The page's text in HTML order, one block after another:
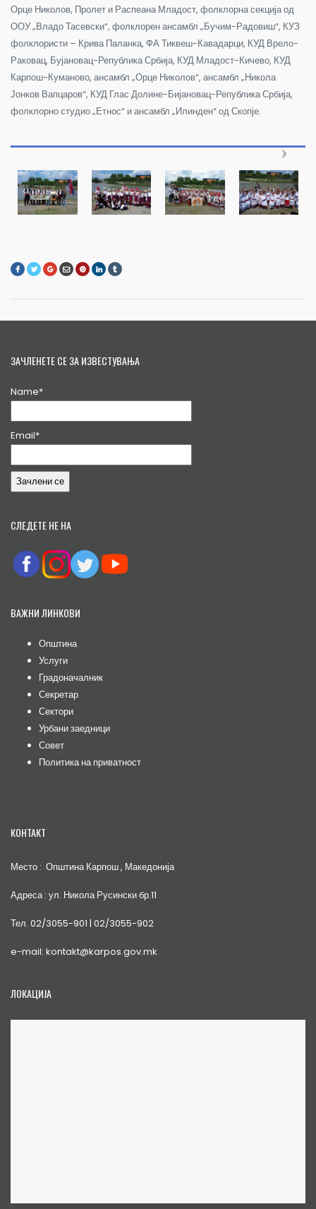
Орце Николов, Пролет и Распеана Младост, фолклорна секција од
ООУ „Владо Тасевски“, фолклорен ансамбл „Бучим-Радовиш“, КУЗ
фолклористи – Крива Паланка, ФА Тиквеш-Кавадарци, КУД Врело-
Раковац, Бујановац-Република Србија, КУД Младост-Кичево, КУД
Карпош-Куманово, ансамбл „Орце Николов“, ансамбл „Никола
Јонков Вапцаров“, КУД Глас Долине-Бијановац-Република Србија,
фолклорно студио „Етнос“ и ансамбл „Илинден“ од Скопје.
ЗАЧЛЕНЕТЕ СЕ ЗА ИЗВЕСТУВАЊА
Name*
Email*
СЛЕДЕТЕ НЕ НА
ВАЖНИ ЛИНКОВИ
Општина
Услуги
Градоначалник
Секретар
Сектори
Урбани заедници
Совет
Политика на приватност
КОНТАКТ
Место : Општина Карпош , Македонија
Адреса : ул. Никола Русински бр.11
Тел. 02/3055-901 | 02/3055-902
e-mail: kontakt@karpos.gov.mk
ЛОКАЦИЈА